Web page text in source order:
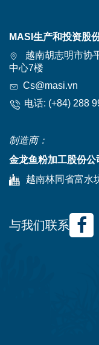
MASI生产和投资股
越南胡志明市协
中心7楼
Cs@masi.vn
电话: (+84) 288
制造商：
金龙鱼粉加工股份公
越南林同省富水
与我们联系